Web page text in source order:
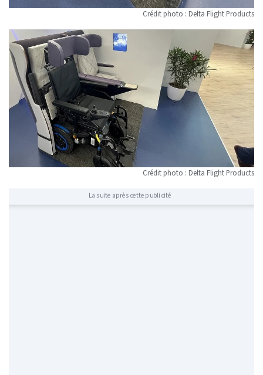
Crédit photo : Delta Flight Products
Crédit photo : Delta Flight Products
La suite après cette publicité